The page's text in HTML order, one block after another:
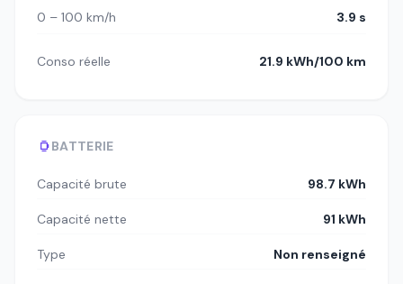
0 – 100 km/h 3.9 s
Conso réelle 21.9 kWh/100 km
BATTERIE
Capacité brute 98.7 kWh
Capacité nette 91 kWh
Type Non renseigné